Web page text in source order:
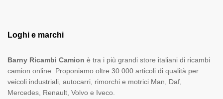
Loghi e marchi
Barny Ricambi Camion è tra i più grandi store italiani di ricambi
camion online. Proponiamo oltre 30.000 articoli di qualità per
veicoli industriali, autocarri, rimorchi e motrici Man, Daf,
Mercedes, Renault, Volvo e Iveco.